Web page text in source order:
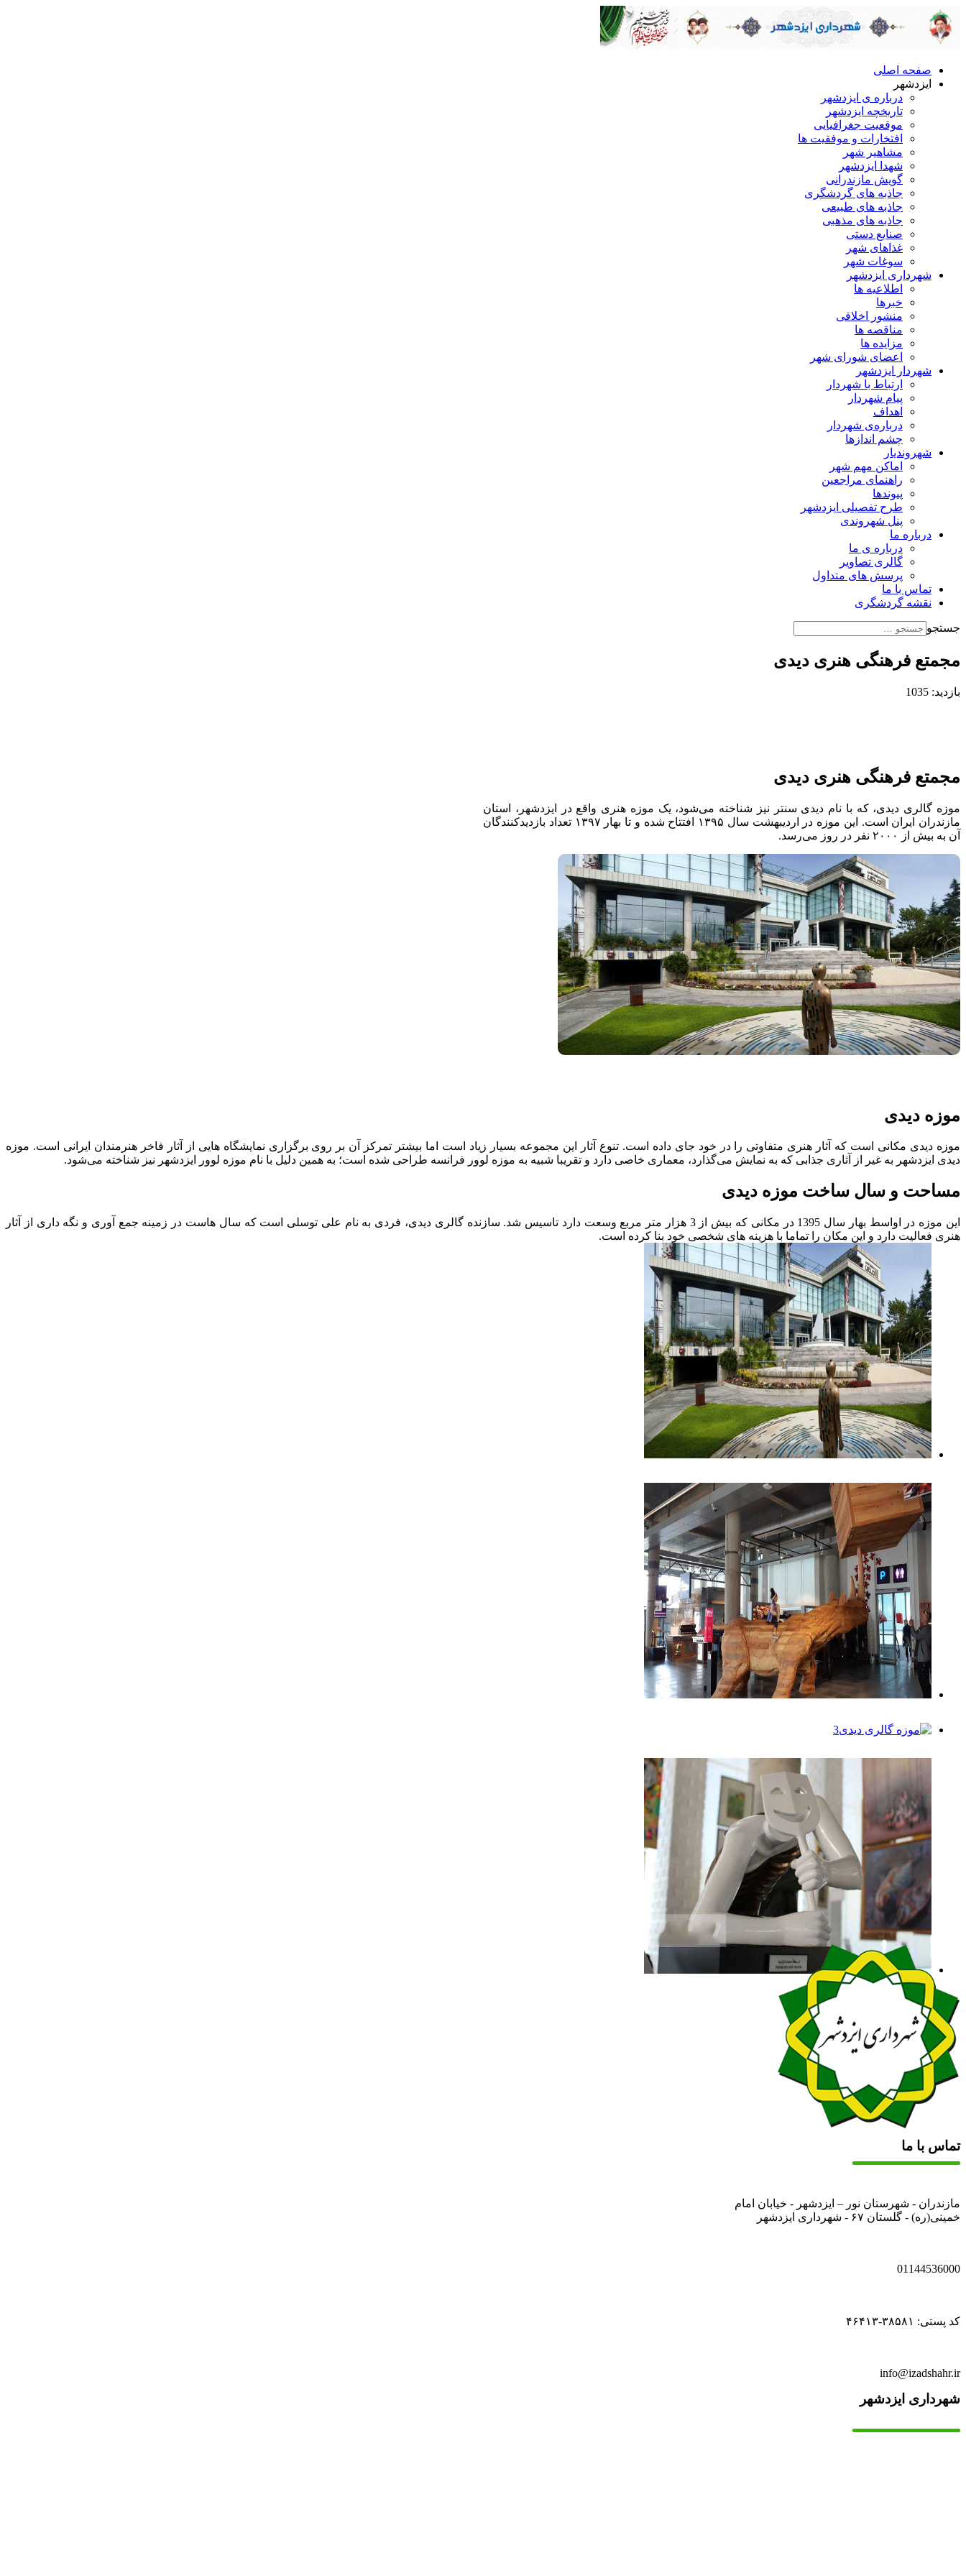
صفحه اصلی
ایزدشهر
درباره ی ایزدشهر
تاریخچه ایزدشهر
موقعیت جغرافیایی
افتخارات و موفقیت ها
مشاهیر شهر
شهدا ایزدشهر
گویش مازندرانی
جاذبه های گردشگری
جاذبه های طبیعی
جاذبه های مذهبی
صنایع دستی
غذاهای شهر
سوغات شهر
شهرداری ایزدشهر
اطلاعیه ها
خبرها
منشور اخلاقی
مناقصه ها
مزایده ها
اعضای شورای شهر
شهردار ایزدشهر
ارتباط با شهردار
پیام شهردار
اهداف
درباره‌ی شهردار
چشم اندازها
شهروندیار
اماکن مهم شهر
راهنمای مراجعین
پیوند‌ها
طرح تفصیلی ایزدشهر
پنل شهروندی
درباره ما
درباره ی ما
گالری تصاویر
پرسش های متداول
تماس با ما
نقشه گردشگری
جستجو
مجمتع فرهنگی هنری دیدی
بازدید: 1035
مجمتع فرهنگی هنری دیدی
موزه گالری دیدی، که با نام دیدی سنتر نیز شناخته می‌شود، یک موزه هنری واقع در ایزدشهر، استان
مازندران ایران است. این موزه در اردیبهشت سال ۱۳۹۵ افتتاح شده و تا بهار ۱۳۹۷ تعداد بازدیدکنندگان
آن به بیش از ۲۰۰۰ نفر در روز می‌رسد.
موزه دیدی
موزه دیدی مکانی است که آثار هنری متفاوتی را در خود جای داده است. تنوع آثار این مجموعه بسیار زیاد است اما بیشتر تمرکز آن بر روی برگزاری نمایشگاه هایی از آثار فاخر هنرمندان ایرانی است. موزه
دیدی ایزدشهر به غیر از آثاری جذابی که به نمایش می‌گذارد، معماری خاصی دارد و تقریبا شبیه به موزه لوور فرانسه طراحی شده است؛ به همین دلیل با نام موزه لوور ایزدشهر نیز شناخته می‌شود.
مساحت و سال ساخت موزه دیدی
این موزه در اواسط بهار سال 1395 در مکانی که بیش از 3 هزار متر مربع وسعت دارد تاسیس شد. سازنده گالری دیدی، فردی به نام علی توسلی است که سال هاست در زمینه جمع آوری و نگه داری از آثار
هنری فعالیت دارد و این مکان را تماما با هزینه های شخصی خود بنا کرده است.
تماس با ما
مازندران - شهرستان نور – ایزدشهر - خیابان امام
خمینی(ره) - گلستان ۶۷ - شهرداری ایزدشهر
01144536000
کد پستی: ۳۸۵۸۱-۴۶۴۱۳
info@izadshahr.ir
شهرداری ایزدشهر